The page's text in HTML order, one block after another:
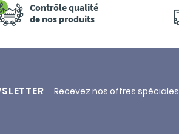
Contrôle qualité
de nos produits
Recevez nos offres spéciales